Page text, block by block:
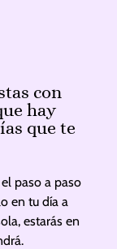
con
hay
que te
paso a paso
en tu día a
estarás en